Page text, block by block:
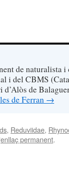
de naturalista i
i del CBMS
d’Alòs de
de Ferran →
, Reduviidae,
enllaç permanent.